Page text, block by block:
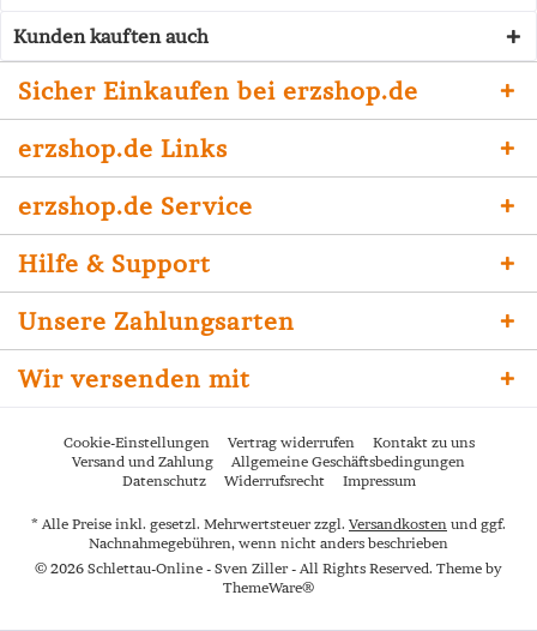
Kunden kauften auch
Sicher Einkaufen bei erzshop.de
erzshop.de Links
erzshop.de Service
Hilfe & Support
Unsere Zahlungsarten
Wir versenden mit
Cookie-Einstellungen Vertrag widerrufen
Kontakt zu uns
Versand und Zahlung
Allgemeine Geschäftsbedingungen
Datenschutz
Widerrufsrecht Impressum
* Alle Preise inkl. gesetzl. Mehrwertsteuer zzgl. Versandkosten und ggf.
Nachnahmegebühren, wenn nicht anders beschrieben
© 2026 Schlettau-Online - Sven Ziller - All Rights Reserved. Theme by
ThemeWare®